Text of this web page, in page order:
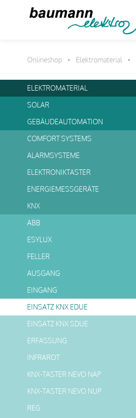
Onlineshop • Elektromaterial •
ELEKTROMATERIAL
SOLAR
GEBÄUDEAUTOMATION
COMFORT SYSTEMS
ALARMSYSTEME
ELEKTRONIKTASTER
ENERGIEMESSGERÄTE
KNX
ABB
ESYLUX
FELLER
AUSGANG
EINGANG
EINSATZ KNX EDUE
EINSATZ KNX SDUE
ERFASSUNG
INFRAROT
KNX-TASTER NEVO NAP
KNX-TASTER NEVO NUP
REG